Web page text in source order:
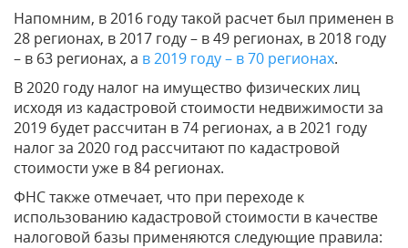
Напомним, в 2016 году такой расчет был применен в
28 регионах, в 2017 году – в 49 регионах, в 2018 году
– в 63 регионах, а в 2019 году – в 70 регионах.
В 2020 году налог на имущество физических лиц
исходя из кадастровой стоимости недвижимости за
2019 будет рассчитан в 74 регионах, а в 2021 году
налог за 2020 год рассчитают по кадастровой
стоимости уже в 84 регионах.
ФНС также отмечает, что при переходе к
использованию кадастровой стоимости в качестве
налоговой базы применяются следующие правила: